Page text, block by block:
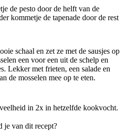
de pesto door de helft van de
kommetje de tapenade door de rest
schaal en zet ze met de sausjes op
een voor een uit de schelp en
Lekker met frieten, een salade en
de mosselen mee op te eten.
in 2x in hetzelfde kookvocht.
je van dit recept?